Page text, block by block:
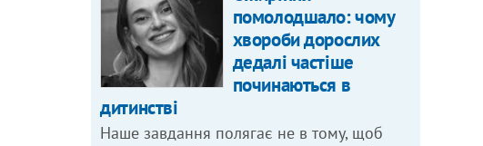
помолодшало: чому
хвороби дорослих
дедалі частіше
починаються в
дитинстві
Наше завдання полягає не в тому, щоб